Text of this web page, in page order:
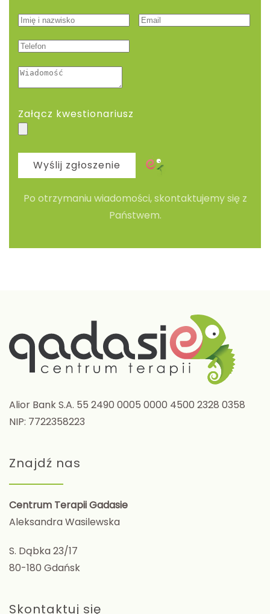
Załącz kwestionariusz
Wyślij zgłoszenie
Po otrzymaniu wiadomości, skontaktujemy się z
Państwem.
Alior Bank S.A. 55 2490 0005 0000 4500 2328 0358
NIP: 7722358223
Znajdź nas
Centrum Terapii Gadasie
Aleksandra Wasilewska
S. Dąbka 23/17
80-180 Gdańsk
Skontaktuj się